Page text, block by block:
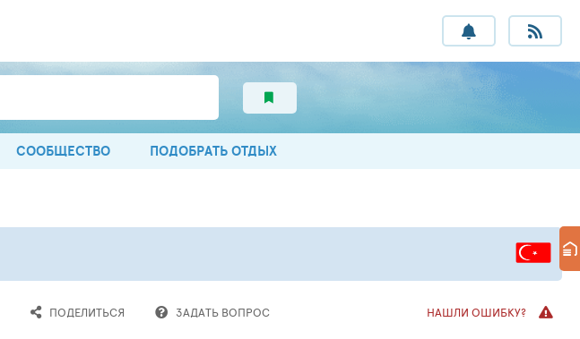
СООБЩЕСТВО ПОДОБРАТЬ ОТДЫХ
ПОДЕЛИТЬСЯ ЗАДАТЬ ВОПРОС НАШЛИ ОШИБКУ?